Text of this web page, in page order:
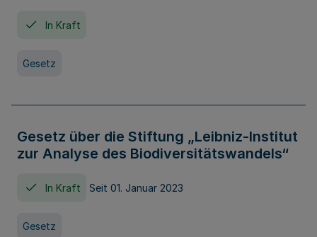
In Kraft
Gesetz
Gesetz über die Stiftung „Leibniz-Institut
zur Analyse des Biodiversitätswandels“
In Kraft Seit 01. Januar 2023
Gesetz